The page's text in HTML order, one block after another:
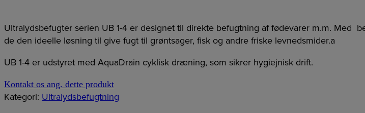
Ultralydsbefugter serien UB 1-4 er designet til direkte befugtning af fødevarer m.m. Med
de den ideelle løsning til give fugt til grøntsager, fisk og andre friske levnedsmider.a
UB 1-4 er udstyret med AquaDrain cyklisk dræning, som sikrer hygiejnisk drift.
Kontakt os ang. dette produkt
Kategori: Ultralydsbefugtning